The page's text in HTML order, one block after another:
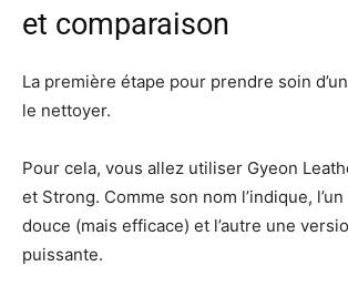
et comparaison
La première étape pour prendre soin
le nettoyer.
Pour cela, vous allez utiliser Gyeon
et Strong. Comme son nom l’indique,
douce (mais efficace) et l’autre une
puissante.